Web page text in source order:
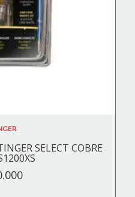
SELECT COBRE